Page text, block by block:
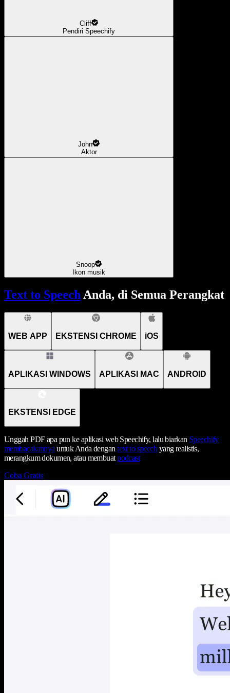
Cliff
Pendiri Speechify
John
Aktor
Snoop
Ikon musik
Text to SpeechAnda, di Semua Perangkat
WEB APP EKSTENSI CHROME iOS
APLIKASI WINDOWS APLIKASI MAC ANDROID
EKSTENSI EDGE
Unggah PDF apa pun ke aplikasi web Speechify, lalu biarkan Speechify
membacakannya untuk Anda dengantext to speech yang realistis,
merangkum dokumen, atau membuatpodcast
Coba Gratis